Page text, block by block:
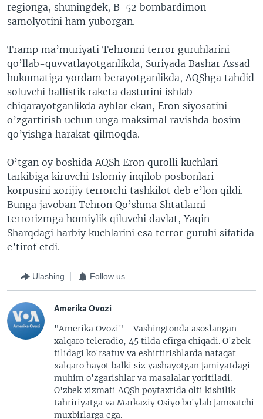
regionga, shuningdek, B-52 bombardimon
samolyotini ham yuborgan.
Tramp ma’muriyati Tehronni terror guruhlarini
qo’llab-quvvatlayotganlikda, Suriyada Bashar Assad
hukumatiga yordam berayotganlikda, AQShga tahdid
soluvchi ballistik raketa dasturini ishlab
chiqarayotganlikda ayblar ekan, Eron siyosatini
o’zgartirish uchun unga maksimal ravishda bosim
qo’yishga harakat qilmoqda.
O’tgan oy boshida AQSh Eron qurolli kuchlari
tarkibiga kiruvchi Islomiy inqilob posbonlari
korpusini xorijiy terrorchi tashkilot deb e’lon qildi.
Bunga javoban Tehron Qo’shma Shtatlarni
terrorizmga homiylik qiluvchi davlat, Yaqin
Sharqdagi harbiy kuchlarini esa terror guruhi sifatida
e’tirof etdi.
Ulashing Follow us
Amerika Ovozi
"Amerika Ovozi" - Vashingtonda asoslangan
xalqaro teleradio, 45 tilda efirga chiqadi. O'zbek
tilidagi ko'rsatuv va eshittirishlarda nafaqat
xalqaro hayot balki siz yashayotgan jamiyatdagi
muhim o'zgarishlar va masalalar yoritiladi.
O'zbek xizmati AQSh poytaxtida olti kishilik
tahririyatga va Markaziy Osiyo bo'ylab jamoatchi
muxbirlarga ega.